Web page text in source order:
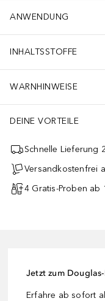
ANWENDUNG
INHALTSSTOFFE
WARNHINWEISE
DEINE VORTEILE
Schnelle Lieferung
Versandkostenfrei
4 Gratis-Proben ab
Jetzt zum
Erfahre ab sofort